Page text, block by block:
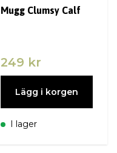
Mugg Clumsy Calf
249 kr
Lägg i korgen
I lager